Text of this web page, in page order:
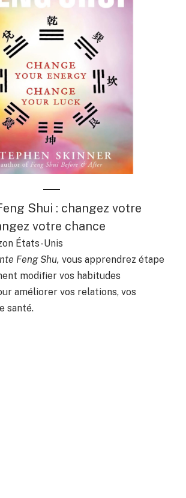
Shui : changez votre
votre chance
États-Unis
Feng Shu, vous apprendrez étape
modifier vos habitudes
améliorer vos relations, vos
santé.